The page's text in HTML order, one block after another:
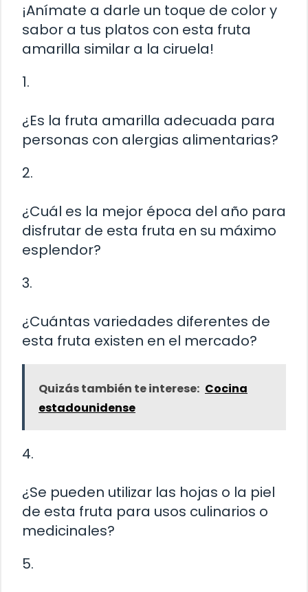
¡Anímate a darle un toque de color y
sabor a tus platos con esta fruta
amarilla similar a la ciruela!
1.
¿Es la fruta amarilla adecuada para
personas con alergias alimentarias?
2.
¿Cuál es la mejor época del año para
disfrutar de esta fruta en su máximo
esplendor?
3.
¿Cuántas variedades diferentes de
esta fruta existen en el mercado?
Quizás también te interese: Cocina
estadounidense
4.
¿Se pueden utilizar las hojas o la piel
de esta fruta para usos culinarios o
medicinales?
5.